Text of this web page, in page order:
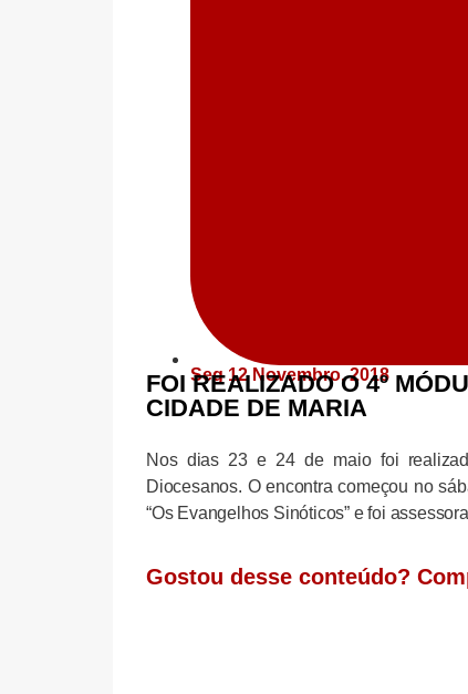
Seg 12 Novembro, 2018
FOI REALIZADO O 4º
CIDADE DE MARIA
Nos dias 23 e 24 de maio foi
Diocesanos. O encontra começou no
“Os Evangelhos Sinóticos” e foi
Gostou desse conteúdo?